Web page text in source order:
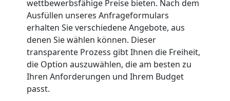
wettbewerbsfähige Preise bieten. Nach dem
Ausfüllen unseres Anfrageformulars
erhalten Sie verschiedene Angebote, aus
denen Sie wählen können. Dieser
transparente Prozess gibt Ihnen die Freiheit,
die Option auszuwählen, die am besten zu
Ihren Anforderungen und Ihrem Budget
passt.
Wiener
Neustadt
Beiladung